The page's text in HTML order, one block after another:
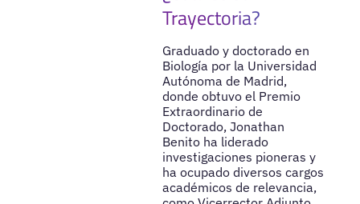
Trayectoria?
Graduado y doctorado en
Biología por la Universidad
Autónoma de Madrid,
donde obtuvo el Premio
Extraordinario de
Doctorado, Jonathan
Benito ha liderado
investigaciones pioneras y
ha ocupado diversos cargos
académicos de relevancia,